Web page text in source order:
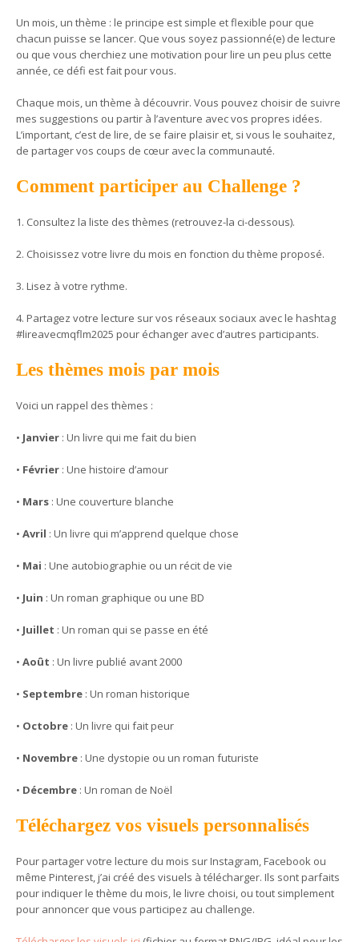
Un mois, un thème : le principe est simple et flexible pour que
chacun puisse se lancer. Que vous soyez passionné(e) de lecture
ou que vous cherchiez une motivation pour lire un peu plus cette
année, ce défi est fait pour vous.
Chaque mois, un thème à découvrir. Vous pouvez choisir de suivre
mes suggestions ou partir à l’aventure avec vos propres idées.
L’important, c’est de lire, de se faire plaisir et, si vous le souhaitez,
de partager vos coups de cœur avec la communauté.
Comment participer au Challenge ?
1. Consultez la liste des thèmes (retrouvez-la ci-dessous).
2. Choisissez votre livre du mois en fonction du thème proposé.
3. Lisez à votre rythme.
4. Partagez votre lecture sur vos réseaux sociaux avec le hashtag
#lireavecmqflm2025 pour échanger avec d’autres participants.
Les thèmes mois par mois
Voici un rappel des thèmes :
• Janvier : Un livre qui me fait du bien
• Février : Une histoire d’amour
• Mars : Une couverture blanche
• Avril : Un livre qui m’apprend quelque chose
• Mai : Une autobiographie ou un récit de vie
• Juin : Un roman graphique ou une BD
• Juillet : Un roman qui se passe en été
• Août : Un livre publié avant 2000
• Septembre : Un roman historique
• Octobre : Un livre qui fait peur
• Novembre : Une dystopie ou un roman futuriste
• Décembre : Un roman de Noël
Téléchargez vos visuels personnalisés
Pour partager votre lecture du mois sur Instagram, Facebook ou
même Pinterest, j’ai créé des visuels à télécharger. Ils sont parfaits
pour indiquer le thème du mois, le livre choisi, ou tout simplement
pour annoncer que vous participez au challenge.